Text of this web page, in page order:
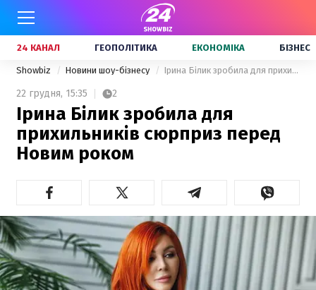
24 КАНАЛ ГЕОПОЛІТИКА ЕКОНОМІКА БІЗНЕС
Showbiz Новини шоу-бізнесу Ірина Білик зробила для прихильників сюрприз перед Новим роком
22 грудня, 15:35 2
Ірина Білик зробила для
прихильників сюрприз перед
Новим роком